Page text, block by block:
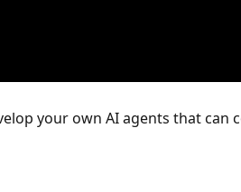
your own AI agents that